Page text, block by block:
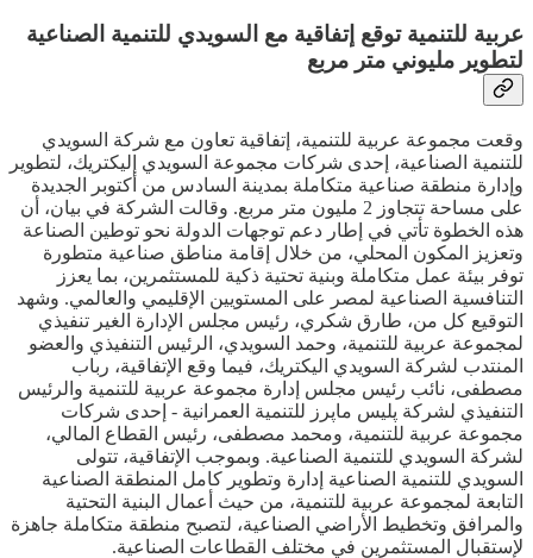
عربية للتنمية توقع إتفاقية مع السويدي للتنمية الصناعية
لتطوير مليوني متر مربع
وقعت مجموعة عربية للتنمية، إتفاقية تعاون مع شركة السويدي
للتنمية الصناعية، إحدى شركات مجموعة السويدي إليكتريك، لتطوير
وإدارة منطقة صناعية متكاملة بمدينة السادس من أكتوبر الجديدة
على مساحة تتجاوز 2 مليون متر مربع. وقالت الشركة في بيان، أن
هذه الخطوة تأتي في إطار دعم توجهات الدولة نحو توطين الصناعة
وتعزيز المكون المحلي، من خلال إقامة مناطق صناعية متطورة
توفر بيئة عمل متكاملة وبنية تحتية ذكية للمستثمرين، بما يعزز
التنافسية الصناعية لمصر على المستويين الإقليمي والعالمي. وشهد
التوقيع كل من، طارق شكري، رئيس مجلس الإدارة الغير تنفيذي
لمجموعة عربية للتنمية، وحمد السويدي، الرئيس التنفيذي والعضو
المنتدب لشركة السويدي اليكتريك، فيما وقع الإتفاقية، رباب
مصطفى، نائب رئيس مجلس إدارة مجموعة عربية للتنمية والرئيس
التنفيذي لشركة پليس ماپرز للتنمية العمرانية - إحدى شركات
مجموعة عربية للتنمية، ومحمد مصطفى، رئيس القطاع المالي،
لشركة السويدي للتنمية الصناعية. وبموجب الإتفاقية، تتولى
السويدي للتنمية الصناعية إدارة وتطوير كامل المنطقة الصناعية
التابعة لمجموعة عربية للتنمية، من حيث أعمال البنية التحتية
والمرافق وتخطيط الأراضي الصناعية، لتصبح منطقة متكاملة جاهزة
لإستقبال المستثمرين في مختلف القطاعات الصناعية.